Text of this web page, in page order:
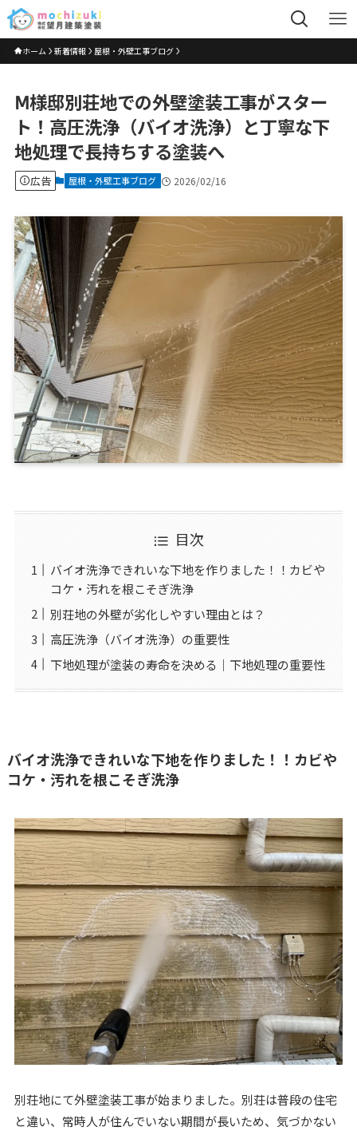
ホーム 新着情報 屋根・外壁工事ブログ
Ⅿ様邸別荘地での外壁塗装工事がスター
ト！高圧洗浄（バイオ洗浄）と丁寧な下
地処理で長持ちする塗装へ
広告 屋根・外壁工事ブログ 2026/02/16
目次
バイオ洗浄できれいな下地を作りました！！カビや
コケ・汚れを根こそぎ洗浄
別荘地の外壁が劣化しやすい理由とは？
高圧洗浄（バイオ洗浄）の重要性
下地処理が塗装の寿命を決める｜下地処理の重要性
バイオ洗浄できれいな下地を作りました！！カビや
コケ・汚れを根こそぎ洗浄
別荘地にて外壁塗装工事が始まりました。別荘は普段の住宅
と違い、常時人が住んでいない期間が長いため、気づかない